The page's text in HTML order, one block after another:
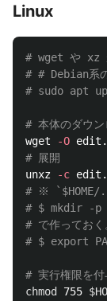
Linux
# wget や xz
# # Debian系
# sudo apt
# 本体のダウン
wget
-O
# 展開
unxz
-c
# ※ `$HOME/
# $ mkdir -p
# で作っておく
# $ export
# 実行権限を付
chmod 755